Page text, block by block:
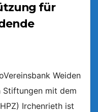
für
Weiden
mit dem
Irchenrieth ist